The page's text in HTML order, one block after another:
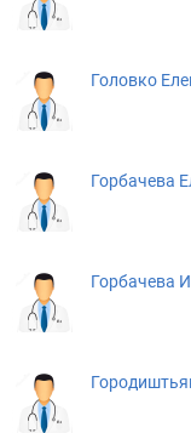
Головко
Горбачева
Горбачева